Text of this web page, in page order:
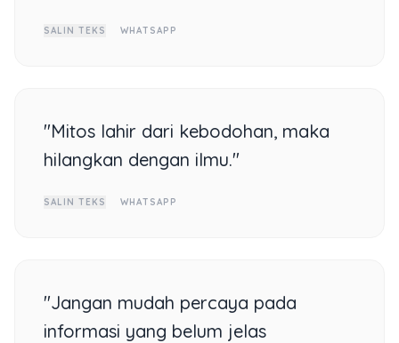
SALIN TEKS WHATSAPP
"Mitos lahir dari kebodohan, maka
hilangkan dengan ilmu."
SALIN TEKS WHATSAPP
"Jangan mudah percaya pada
informasi yang belum jelas